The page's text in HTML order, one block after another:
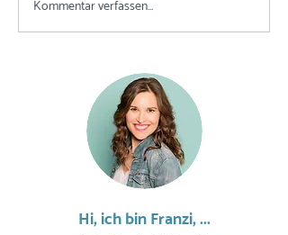
Mein Motto für 2021:
Kommentar verfassen...
Hi, ich bin Franzi, ...